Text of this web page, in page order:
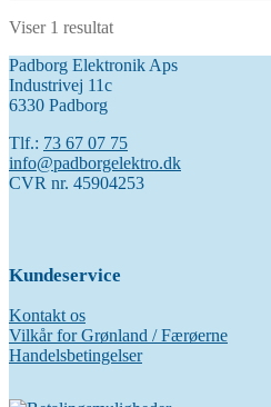
Viser 1 resultat
Padborg Elektronik Aps
Industrivej 11c
6330 Padborg
Tlf.: 73 67 07 75
info@padborgelektro.dk
CVR nr. 45904253
Kundeservice
Kontakt os
Vilkår for Grønland / Færøerne
Handelsbetingelser